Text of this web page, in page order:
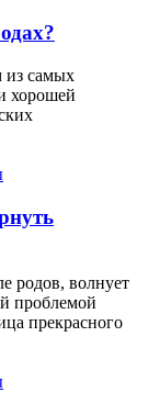
самых
хорошей
родов, волнует
проблемой
прекрасного